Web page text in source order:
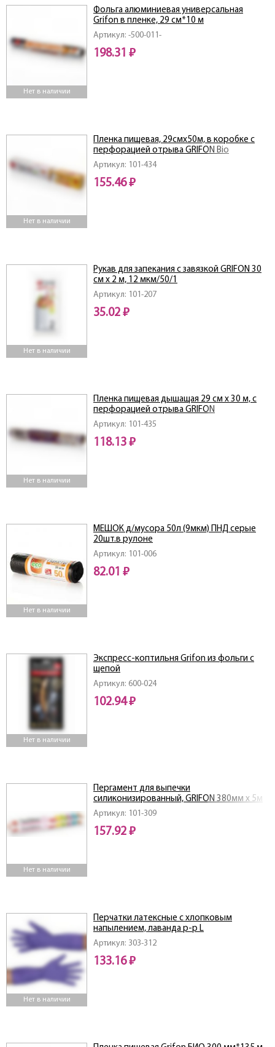
Нет в наличии
Артикул: -500-011-
Фольга алюминиевая универсальная
Grifon в пленке, 29 см*10 м
198.31 ₽
Нет в наличии
Артикул: 101-434
Пленка пищевая, 29смx50м, в коробке с
перфорацией отрыва GRIFON Bio
155.46 ₽
Нет в наличии
Артикул: 101-207
Рукав для запекания с завязкой GRIFON 30
см х 2 м, 12 мкм/50/1
35.02 ₽
Нет в наличии
Артикул: 101-435
Пленка пищевая дышащая 29 см x 30 м, с
перфорацией отрыва GRIFON
118.13 ₽
Нет в наличии
Артикул: 101-006
МЕШОК д/мусора 50л (9мкм) ПНД серые
20шт.в рулоне
82.01 ₽
Нет в наличии
Артикул: 600-024
Экспресс-коптильня Grifon из фольги с
щепой
102.94 ₽
Нет в наличии
Артикул: 101-309
Пергамент для выпечки
силиконизированный, GRIFON 380мм x 5м
157.92 ₽
Нет в наличии
Артикул: 303-312
Перчатки латексные с хлопковым
напылением, лаванда р-р L
133.16 ₽